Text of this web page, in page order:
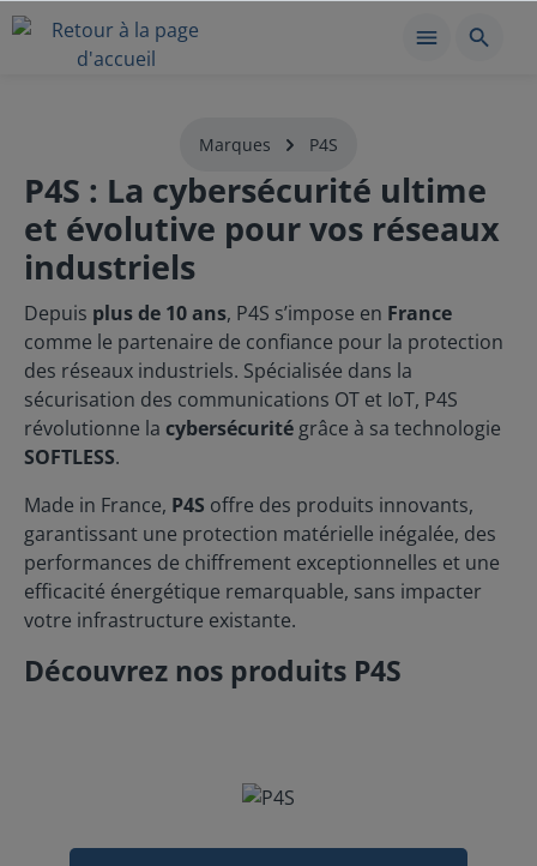
Marques P4S
P4S : La cybersécurité ultime
et évolutive pour vos réseaux
industriels
Depuis plus de 10 ans, P4S s’impose en France
comme le partenaire de confiance pour la protection
des réseaux industriels. Spécialisée dans la
sécurisation des communications OT et IoT, P4S
révolutionne la cybersécurité grâce à sa technologie
SOFTLESS.
Made in France, P4S offre des produits innovants,
garantissant une protection matérielle inégalée, des
performances de chiffrement exceptionnelles et une
efficacité énergétique remarquable, sans impacter
votre infrastructure existante.
Découvrez nos produits P4S